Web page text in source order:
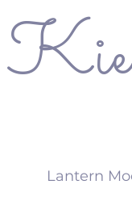
Lantern